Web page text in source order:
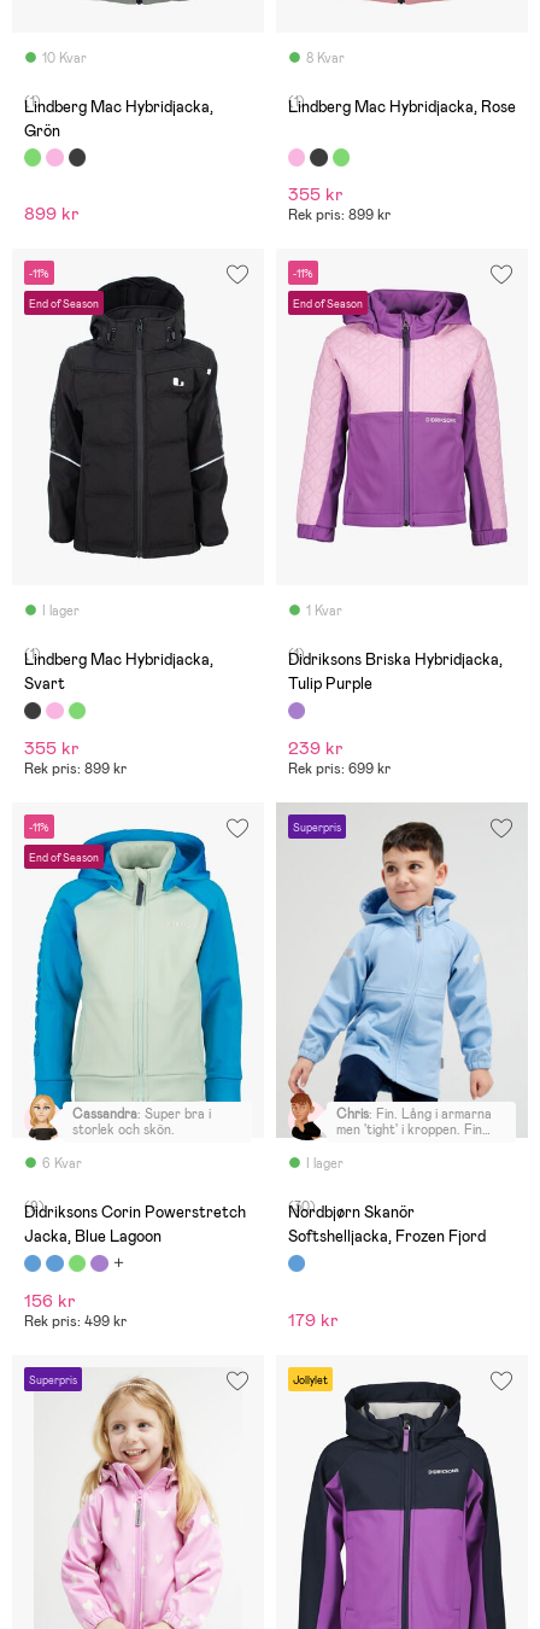
10 Kvar
(1)
Lindberg Mac Hybridjacka,
Grön
899 kr
8 Kvar
(1)
Lindberg Mac Hybridjacka, Rose
355 kr
Rek pris: 899 kr
-11%
End of Season
I lager
(1)
Lindberg Mac Hybridjacka,
Svart
355 kr
Rek pris: 899 kr
-11%
End of Season
1 Kvar
(1)
Didriksons Briska Hybridjacka,
Tulip Purple
239 kr
Rek pris: 699 kr
-11%
End of Season
6 Kvar
Cassandra: Super bra i
storlek och skön.
(9)
Didriksons Corin Powerstretch
Jacka, Blue Lagoon
156 kr
Rek pris: 499 kr
Superpris
I lager
Chris: Fin. Lång i armarna
men 'tight' i kroppen. Fin
den och köpte en mörkare
(30)
Nordbjørn Skanör
Softshelljacka, Frozen Fjord
179 kr
Superpris Jollylet